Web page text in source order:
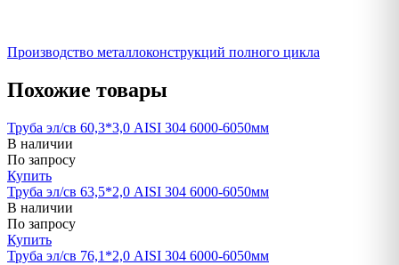
Производство металлоконструкций полного цикла
Похожие товары
Труба эл/св 60,3*3,0 AISI 304 6000-6050мм
В наличии
По запросу
Купить
Труба эл/св 63,5*2,0 AISI 304 6000-6050мм
В наличии
По запросу
Купить
Труба эл/св 76,1*2,0 AISI 304 6000-6050мм